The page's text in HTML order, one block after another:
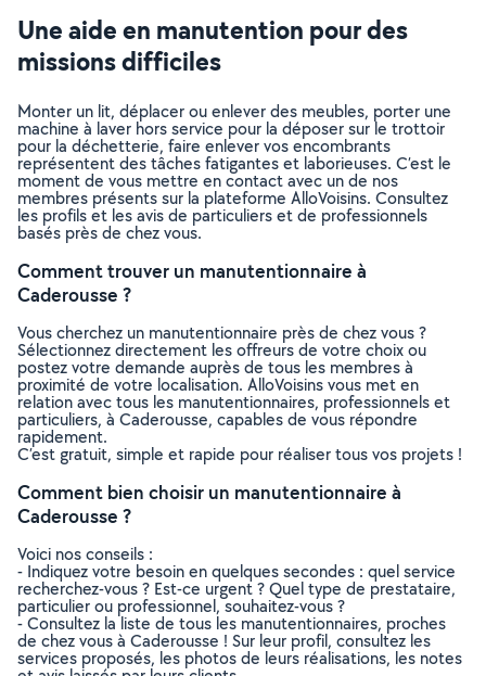
Une aide en manutention pour des
missions difficiles
Monter un lit, déplacer ou enlever des meubles, porter une
machine à laver hors service pour la déposer sur le trottoir
pour la déchetterie, faire enlever vos encombrants
représentent des tâches fatigantes et laborieuses. C’est le
moment de vous mettre en contact avec un de nos
membres présents sur la plateforme AlloVoisins. Consultez
les profils et les avis de particuliers et de professionnels
basés près de chez vous.
Comment trouver un manutentionnaire à
Caderousse ?
Vous cherchez un manutentionnaire près de chez vous ?
Sélectionnez directement les offreurs de votre choix ou
postez votre demande auprès de tous les membres à
proximité de votre localisation. AlloVoisins vous met en
relation avec tous les manutentionnaires, professionnels et
particuliers, à Caderousse, capables de vous répondre
rapidement.
C’est gratuit, simple et rapide pour réaliser tous vos projets !
Comment bien choisir un manutentionnaire à
Caderousse ?
Voici nos conseils :
- Indiquez votre besoin en quelques secondes : quel service
recherchez-vous ? Est-ce urgent ? Quel type de prestataire,
particulier ou professionnel, souhaitez-vous ?
- Consultez la liste de tous les manutentionnaires, proches
de chez vous à Caderousse ! Sur leur profil, consultez les
services proposés, les photos de leurs réalisations, les notes